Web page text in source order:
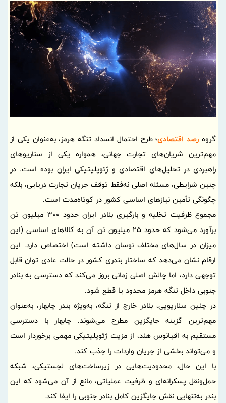
گروهرصد اقتصادی؛ طرح احتمال انسداد تنگه هرمز، به‌عنوان یکی از
مهم‌ترین شریان‌های تجارت جهانی، همواره یکی از سناریوهای
راهبردی در تحلیل‌های اقتصادی و ژئوپلیتیکی ایران بوده است. در
چنین شرایطی، مسئله اصلی نه‌فقط توقف جریان تجارت دریایی، بلکه
چگونگی تأمین نیازهای اساسی کشور در کوتاه‌مدت است.
مجموع ظرفیت تخلیه و بارگیری بنادر ایران حدود 300 میلیون تن
برآورد می‌شود که حدود 25 میلیون تن آن به کالاهای اساسی (این
میزان در سال‌های مختلف نوسان داشته است) اختصاص دارد. این
ارقام نشان می‌دهد که ساختار بندری کشور در حالت عادی توان قابل
توجهی دارد، اما چالش اصلی زمانی بروز می‌کند که دسترسی به بنادر
جنوبی داخل تنگه هرمز محدود یا قطع شود.
در چنین سناریویی، بنادر خارج از تنگه، به‌ویژه بندر چابهار، به‌عنوان
مهم‌ترین گزینه جایگزین مطرح می‌شوند. چابهار با دسترسی
مستقیم به اقیانوس هند، از مزیت ژئوپلیتیکی مهمی برخوردار است
و می‌تواند بخشی از جریان واردات را جذب کند.
با این حال، محدودیت‌هایی در زیرساخت‌های لجستیکی، شبکه
حمل‌ونقل پسکرانه‌ای و ظرفیت عملیاتی، مانع از آن می‌شود که این
بندر به‌تنهایی نقش جایگزین کامل بنادر جنوبی را ایفا کند.